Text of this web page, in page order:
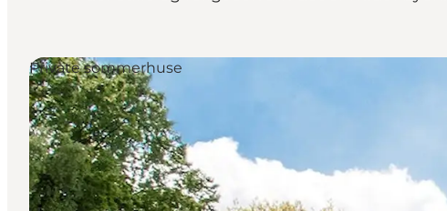
Private sommerhuse